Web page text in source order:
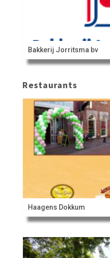
Bakkerij Jorritsma bv
Restaurants
Haagens Dokkum